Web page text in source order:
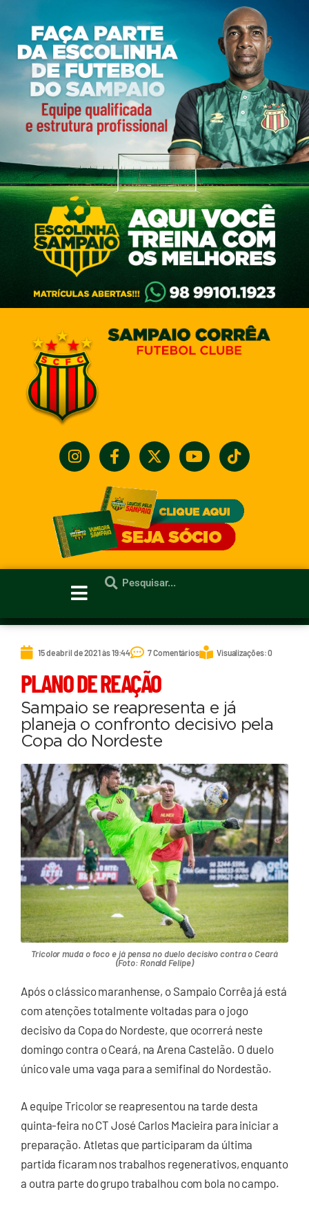
15 de abril de 2021 às 19:44 7 Comentários Visualizações: 0
PLANO DE REAÇÃO
Sampaio se reapresenta e já
planeja o confronto decisivo pela
Copa do Nordeste
Tricolor muda o foco e já pensa no duelo decisivo contra o Ceará
(Foto: Ronald Felipe)
Após o clássico maranhense, o Sampaio Corrêa já está
com atenções totalmente voltadas para o jogo
decisivo da Copa do Nordeste, que ocorrerá neste
domingo contra o Ceará, na Arena Castelão. O duelo
único vale uma vaga para a semifinal do Nordestão.
A equipe Tricolor se reapresentou na tarde desta
quinta-feira no CT José Carlos Macieira para iniciar a
preparação. Atletas que participaram da última
partida ficaram nos trabalhos regenerativos, enquanto
a outra parte do grupo trabalhou com bola no campo.